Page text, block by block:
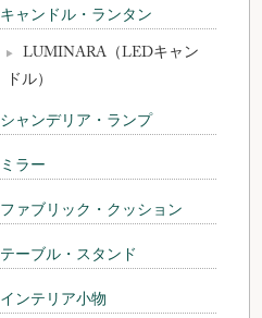
キャンドル・ランタン
LUMINARA（LEDキャン
ドル）
シャンデリア・ランプ
ミラー
ファブリック・クッション
テーブル・スタンド
インテリア小物